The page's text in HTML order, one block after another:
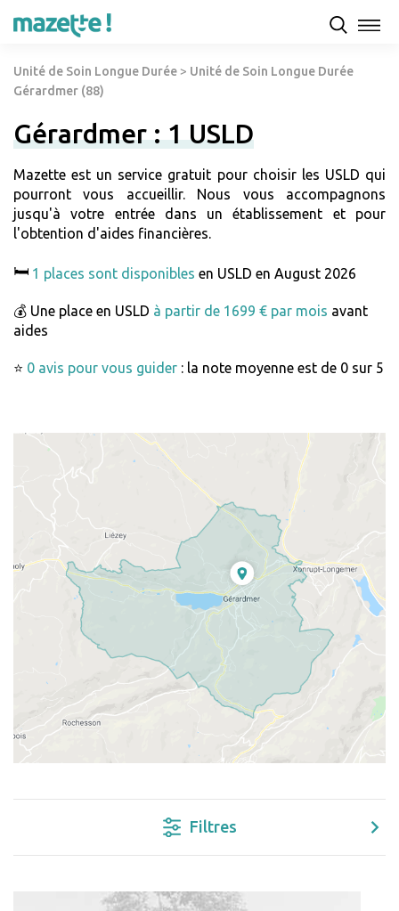
Unité de Soin Longue Durée > Unité de Soin Longue Durée
Gérardmer (88)
Gérardmer : 1 USLD
Mazette est un service gratuit pour choisir les USLD qui
pourront vous accueillir. Nous vous accompagnons
jusqu'à votre entrée dans un établissement et pour
l'obtention d'aides financières.
🛏️ 1 places sont disponibles en USLD en August 2026
💰 Une place en USLD à partir de 1699 € par mois avant
aides
⭐ 0 avis pour vous guider : la note moyenne est de 0 sur 5
Filtres